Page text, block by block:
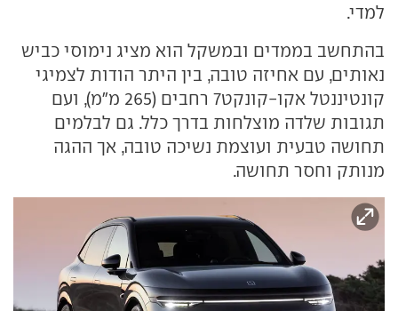
למדי.
בהתחשב בממדים ובמשקל הוא מציג נימוסי כביש
נאותים, עם אחיזה טובה, בין היתר הודות לצמיגי
קונטיננטל אקו-קונקט7 רחבים (265 מ"מ), ועם
תגובות שלדה מוצלחות בדרך כלל. גם לבלמים
תחושה טבעית ועוצמת נשיכה טובה, אך ההגה
מנותק וחסר תחושה.